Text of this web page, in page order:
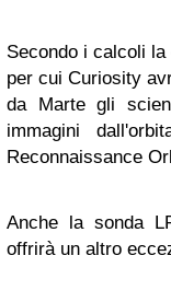
Secondo i calcoli
per cui Curiosity
da Marte gli
immagini
Reconnaissance
Anche la sonda
offrirà un altro